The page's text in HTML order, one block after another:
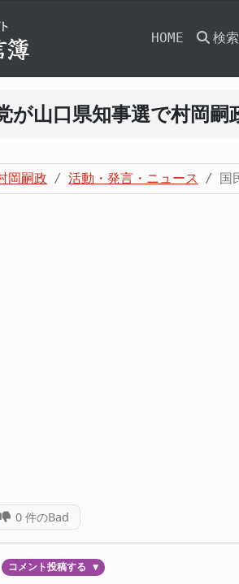
HOME 検索
が山口県知事選で村岡
岡嗣政 活動・発言・ニュース 国
0 件のBad
コメント投稿する ▼